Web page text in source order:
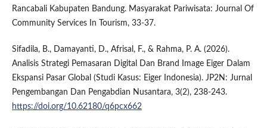
Rancabali Kabupaten Bandung. Masyarakat Pariwisata: Journal Of
Community Services In Tourism, 33-37.
Sifadila, B., Damayanti, D., Afrisal, F., & Rahma, P. A. (2026).
Analisis Strategi Pemasaran Digital Dan Brand Image Eiger Dalam
Ekspansi Pasar Global (Studi Kasus: Eiger Indonesia). JP2N: Jurnal
Pengembangan Dan Pengabdian Nusantara, 3(2), 238-243.
https://doi.org/10.62180/q6pcx662